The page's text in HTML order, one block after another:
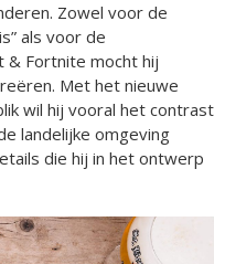
Zowel voor de
als voor de
& Fortnite mocht hij
Met het nieuwe
wil hij vooral het contrast
landelijke omgeving
die hij in het ontwerp